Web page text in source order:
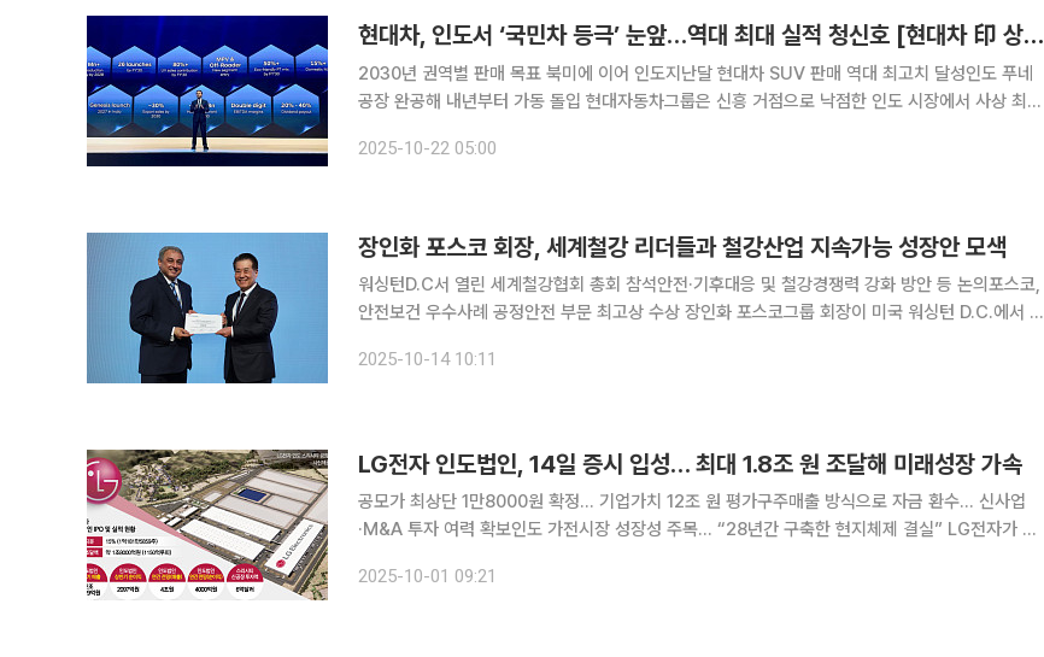
현대차, 인도서 ‘국민차 등극’ 눈앞…역대 최대 실적 청신호 [현대차 印 상장 1년]
2030년 권역별 판매 목표 북미에 이어 인도지난달 현대차 SUV 판매 역대 최고치 달성인도 푸네
공장 완공해 내년부터 가동 돌입 현대자동차그룹은 신흥 거점으로 낙점한 인도 시장에서 사상 최대
합되면서 인도 소비자들 사이에서 ‘국민차’로 자리매김하고 있다는 평
2025-10-22 05:00
장인화 포스코 회장, 세계철강 리더들과 철강산업 지속가능 성장안 모색
워싱턴D.C서 열린 세계철강협회 총회 참석안전·기후대응 및 철강경쟁력 강화 방안 등 논의포스코,
안전보건 우수사례 공정안전 부문 최고상 수상 장인화 포스코그룹 회장이 미국 워싱턴 D.C.에서 열
2025-10-14 10:11
LG전자 인도법인, 14일 증시 입성… 최대 1.8조 원 조달해 미래성장 가속
공모가 최상단 1만8000원 확정… 기업가치 12조 원 평가구주매출 방식으로 자금 환수… 신사업
·M&A 투자 여력 확보인도 가전시장 성장성 주목… “28년간 구축한 현지체제 결실” LG전자가 인
미래 신성장 동력 발굴과 주력사업 경쟁력 강화에 나설 자금 여력이
2025-10-01 09:21